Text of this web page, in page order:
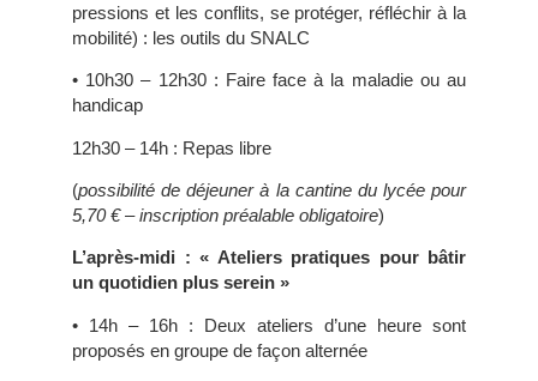
pressions et les conflits, se protéger, réfléchir à la
mobilité) : les outils du SNALC
• 10h30 – 12h30 : Faire face à la maladie ou au
handicap
12h30 – 14h : Repas libre
(possibilité de déjeuner à la cantine du lycée pour
5,70 € – inscription préalable obligatoire)
L’après-midi : « Ateliers pratiques pour bâtir
un quotidien plus serein »
• 14h – 16h : Deux ateliers d’une heure sont
proposés en groupe de façon alternée